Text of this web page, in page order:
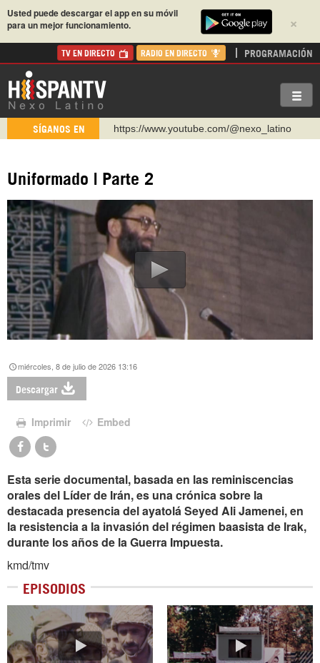
×
Usted puede descargar el app en su móvil
para un mejor funcionamiento.
TV EN DIRECTO RADIO EN DIRECTO PROGRAMACIÓN
SÍGANOS EN
https://www.youtube.com/@nexo_latino
https://t.me/hispantvcanal
WhatsApp y Viber: +98 921 79 29 404
Instagram como: hispan_tv
https://www.facebook.com/Nexolatino.Canal
Uniformado | Parte 2
miércoles, 8 de julio de 2026 13:16
Descargar
Imprimir Embed
Esta serie documental, basada en las reminiscencias
orales del Líder de Irán, es una crónica sobre la
destacada presencia del ayatolá Seyed Ali Jamenei, en
la resistencia a la invasión del régimen baasista de Irak,
durante los años de la Guerra Impuesta.
kmd/tmv
EPISODIOS